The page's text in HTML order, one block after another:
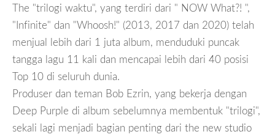
The "trilogi waktu", yang terdiri dari " NOW What?! ",
"Infinite" dan "Whoosh!" (2013, 2017 dan 2020) telah
menjual lebih dari 1 juta album, menduduki puncak
tangga lagu 11 kali dan mencapai lebih dari 40 posisi
Top 10 di seluruh dunia.
Produser dan teman Bob Ezrin, yang bekerja dengan
Deep Purple di album sebelumnya membentuk "trilogi",
sekali lagi menjadi bagian penting dari the new studio